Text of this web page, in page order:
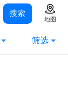
搜索
地图
筛选